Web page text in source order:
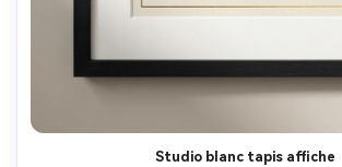
Studio blanc tapis affiche